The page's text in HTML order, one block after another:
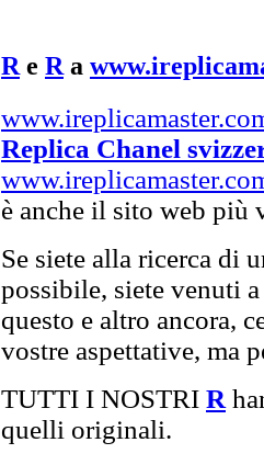
R e R a
Replica Chanel
è anche il sito web più
Se siete alla ricerca di
possibile, siete venuti
questo e altro ancora,
vostre aspettative, ma
TUTTI I NOSTRI R
quelli originali.